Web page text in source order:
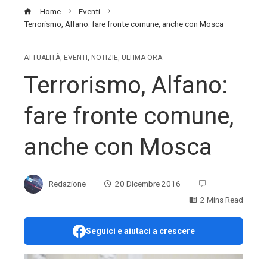
Home
Eventi
Terrorismo, Alfano: fare fronte comune, anche con Mosca
ATTUALITÀ, EVENTI , NOTIZIE, ULTIMA ORA
Terrorismo, Alfano:
fare fronte comune,
anche con Mosca
Redazione
20 Dicembre 2016
2 Mins Read
Seguici e aiutaci a crescere